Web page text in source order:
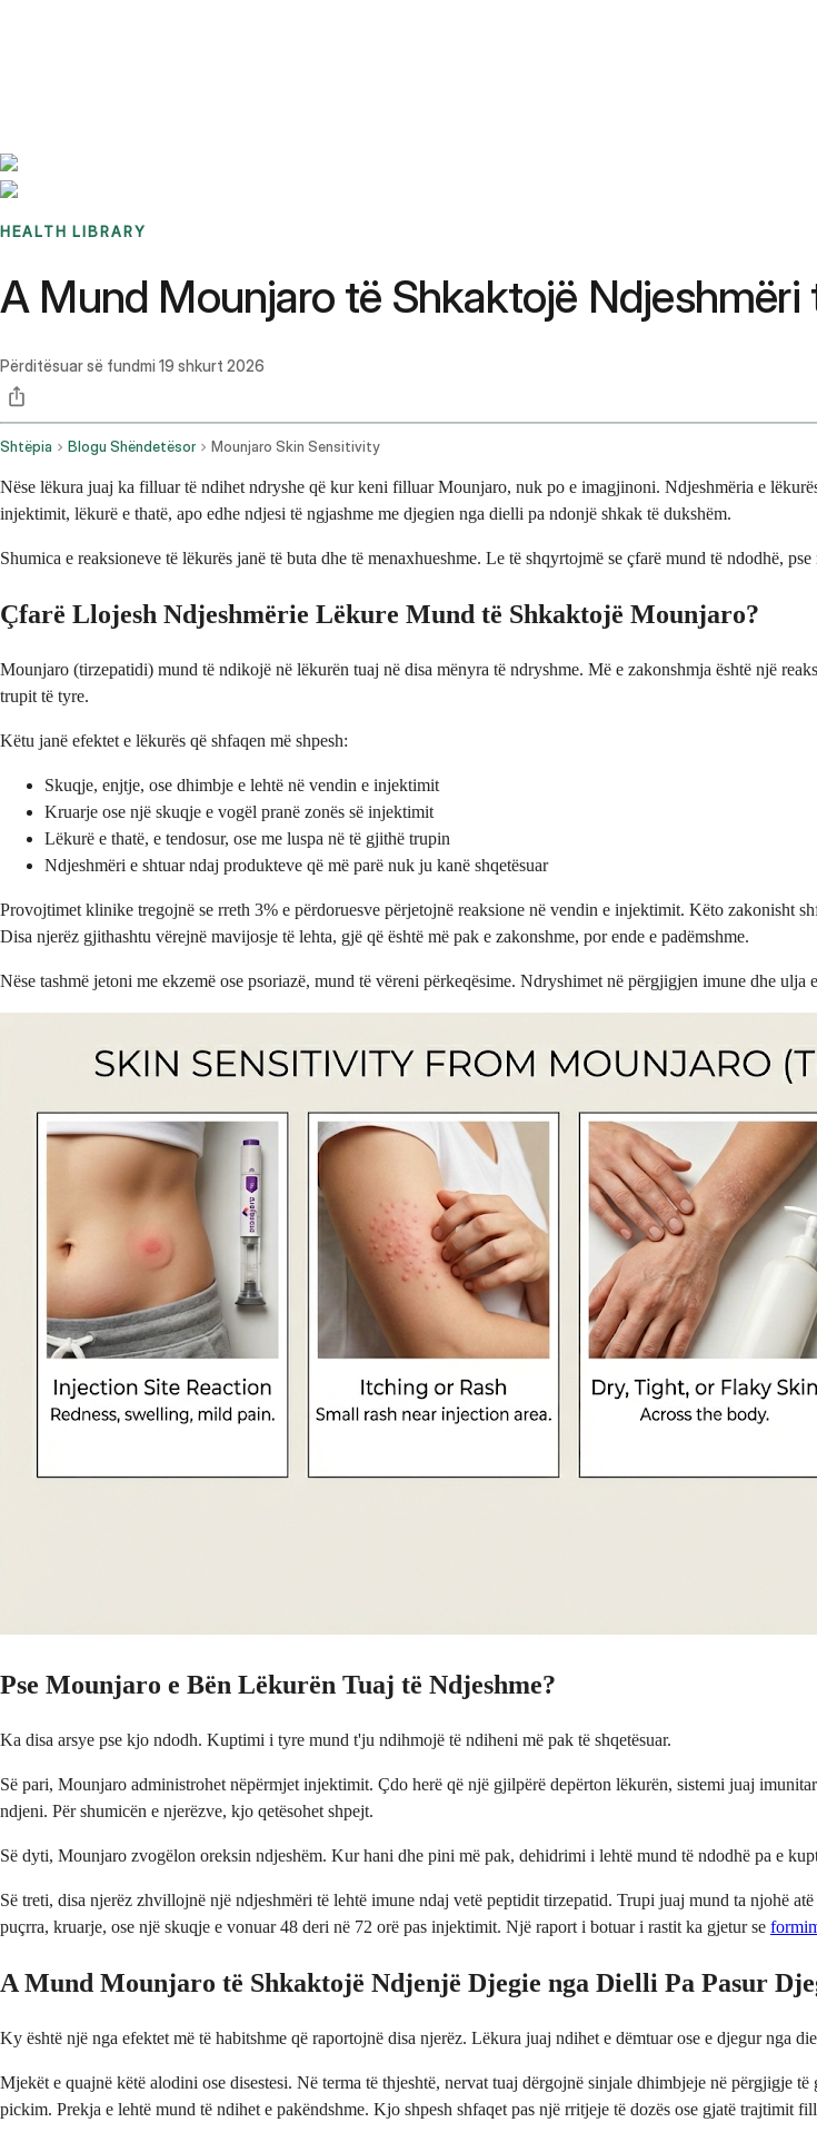
HEALTH LIBRARY
A Mund Mounjaro të Shkaktojë
Përditësuar së fundmi 19 shkurt 2026
Shtëpia Blogu Shëndetësor Mounjaro Skin Sensitivity
Nëse lëkura juaj ka filluar të ndihet ndryshe që kur keni filluar Mounjaro, nuk po e imagjinoni. Ndjeshmëria e
injektimit, lëkurë e thatë, apo edhe ndjesi të ngjashme me djegien nga dielli pa ndonjë shkak të dukshëm.
Shumica e reaksioneve të lëkurës janë të buta dhe të menaxhueshme. Le të shqyrtojmë se çfarë mund të ndodhë,
Çfarë Llojesh Ndjeshmërie Lëkure Mund të Shkaktojë Mounjaro?
Mounjaro (tirzepatidi) mund të ndikojë në lëkurën tuaj në disa mënyra të ndryshme. Më e zakonshmja është një
trupit të tyre.
Këtu janë efektet e lëkurës që shfaqen më shpesh:
Skuqje, enjtje, ose dhimbje e lehtë në vendin e injektimit
Kruarje ose një skuqje e vogël pranë zonës së injektimit
Lëkurë e thatë, e tendosur, ose me luspa në të gjithë trupin
Ndjeshmëri e shtuar ndaj produkteve që më parë nuk ju kanë shqetësuar
Provojtimet klinike tregojnë se rreth 3% e përdoruesve përjetojnë reaksione në vendin e injektimit. Këto zakonisht
Disa njerëz gjithashtu vërejnë mavijosje të lehta, gjë që është më pak e zakonshme, por ende e padëmshme.
Nëse tashmë jetoni me ekzemë ose psoriazë, mund të vëreni përkeqësime. Ndryshimet në përgjigjen imune dhe
Pse Mounjaro e Bën Lëkurën Tuaj të Ndjeshme?
Ka disa arsye pse kjo ndodh. Kuptimi i tyre mund t'ju ndihmojë të ndiheni më pak të shqetësuar.
Së pari, Mounjaro administrohet nëpërmjet injektimit. Çdo herë që një gjilpërë depërton lëkurën, sistemi juaj
ndjeni. Për shumicën e njerëzve, kjo qetësohet shpejt.
Së dyti, Mounjaro zvogëlon oreksin ndjeshëm. Kur hani dhe pini më pak, dehidrimi i lehtë mund të ndodhë pa e
Së treti, disa njerëz zhvillojnë një ndjeshmëri të lehtë imune ndaj vetë peptidit tirzepatid. Trupi juaj mund ta njohë
puçrra, kruarje, ose një skuqje e vonuar 48 deri në 72 orë pas injektimit. Një raport i botuar i rastit ka gjetur se
A Mund Mounjaro të Shkaktojë Ndjenjë Djegie nga Dielli Pa Pasur
Ky është një nga efektet më të habitshme që raportojnë disa njerëz. Lëkura juaj ndihet e dëmtuar ose e djegur nga
Mjekët e quajnë këtë alodini ose disestesi. Në terma të thjeshtë, nervat tuaj dërgojnë sinjale dhimbjeje në përgjigje
pickim. Prekja e lehtë mund të ndihet e pakëndshme. Kjo shpesh shfaqet pas një rritjeje të dozës ose gjatë trajtimit